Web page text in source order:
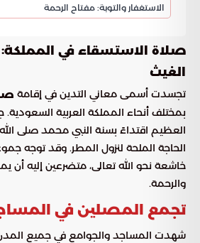
الاستغفار والتوبة: مفتاح الرحمة
صلاة الاستسقاء في المملكة
الغيث
تجسدت أسمى معاني التدين في إقامة
بمختلف أنحاء المملكة العربية السعودية.
العظيم اقتداءً بسنة النبي محمد صلى
الحاجة الملحة لنزول المطر. وقد توجه
خاشعة نحو الله تعالى، متضرعين إليه أن
والرحمة.
تجمع المصلين في
شهدت المساجد والجوامع في جميع